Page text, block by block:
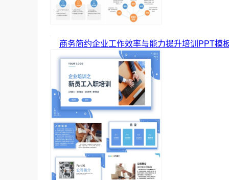
商务简约企业工作效率与能力提升培训PPT模